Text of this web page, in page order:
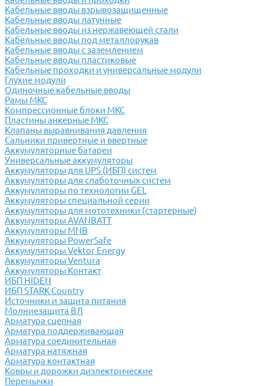
Кабельные вводы взрывозащищенные
Кабельные вводы латунные
Кабельные вводы из нержавеющей стали
Кабельные вводы под металлорукав
Кабельные вводы с заземлением
Кабельные вводы пластиковые
Кабельные проходки и универсальные модули
Глухие модули
Одиночные кабельные вводы
Рамы МКС
Компрессионные блоки МКС
Пластины анкерные МКС
Клапаны выравнивания давления
Сальники привертные и ввертные
Аккумуляторные батареи
Универсальные аккумуляторы
Аккумуляторы для UPS (ИБП) систем
Аккумуляторы для слаботочных систем
Аккумуляторы по технологии GEL
Аккумуляторы специальной серии
Аккумуляторы для мототехники (стартерные)
Аккумуляторы AVANBATT
Аккумуляторы MNB
Аккумуляторы PowerSafe
Аккумуляторы Vektor Energy
Аккумуляторы Ventura
Аккумуляторы Контакт
ИБП HIDEN
ИБП STARK Country
Источники и защита питания
Молниезащита ВЛ
Арматура сцепная
Арматура поддерживающая
Арматура соединительная
Арматура натяжная
Арматура контактная
Ковры и дорожки диэлектрические
Перемычки